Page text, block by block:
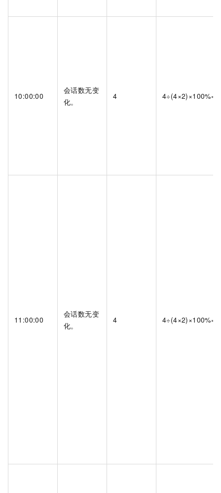
10:00:00
会话数无变
化。
4
11:00:00
会话数无变
化。
4